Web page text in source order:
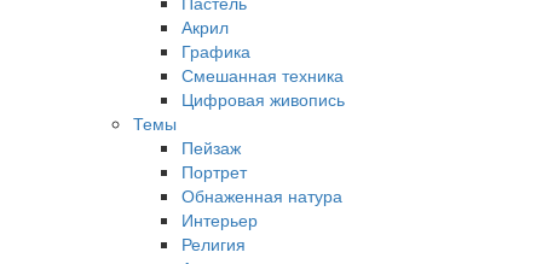
Акрил
Графика
Смешанная техника
Цифровая живопись
Темы
Пейзаж
Портрет
Обнаженная натура
Интерьер
Религия